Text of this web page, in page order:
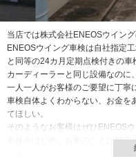
当店では株式会社ENEOSウイン
ENEOSウイング車検は自社指定
と同等の24カ月定期点検付きの車
カーディーラーと同じ設備なのに
一人一人がお客様のご要望に丁寧
車検自体よくわからない、お金を
てほしい。
そのようなお客様はぜひENEOS
車検をはじめ、お車のことは何